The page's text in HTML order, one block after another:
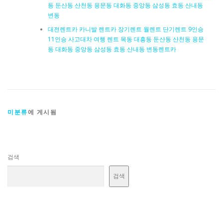
동 둔산동 산천동 용문동 대화동 중앙동 삼성동 효동 산내동
변동
대전렌트카 카니발 렌트카 장기렌트 월렌트 단기렌트 9인승
11인승 사고대차 여행 렌트 목동 대흥동 둔산동 산천동 용문
동 대화동 중앙동 삼성동 효동 산내동 변동렌트카
미분류에 게시됨
검색
검색